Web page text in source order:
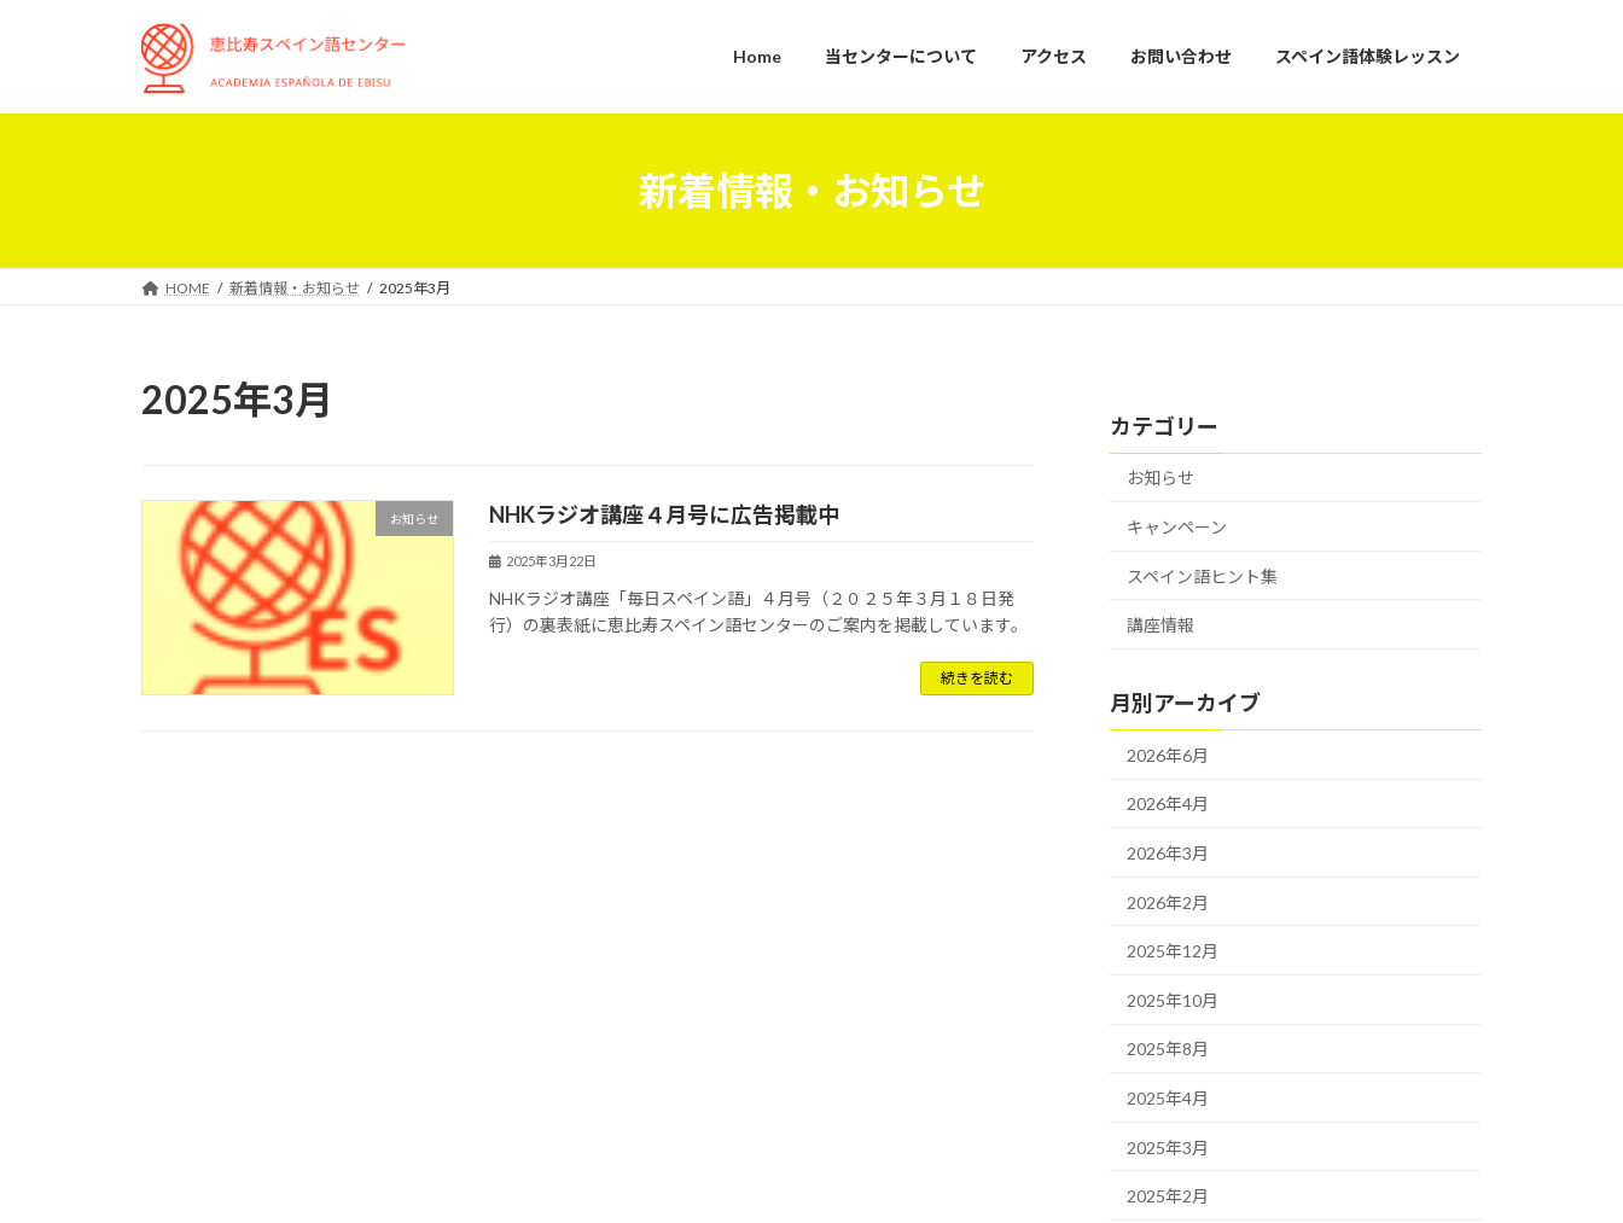
プ
動
Home 当センターについて アクセス お問い合わせ スペイン語体験レッスン
新着情報・お知らせ
HOME 新着情報・お知らせ 2025年3月
2025年3月
お知らせ NHKラジオ講座４月号に広告掲載中
2025年3月22日
NHKラジオ講座「毎日スペイン語」４月号（２０２５年３月１８日発
行）の裏表紙に恵比寿スペイン語センターのご案内を掲載しています。
続きを読む
カテゴリー
お知らせ
キャンペーン
スペイン語ヒント集
講座情報
月別アーカイブ
2026年6月
2026年4月
2026年3月
2026年2月
2025年12月
2025年10月
2025年8月
2025年4月
2025年3月
2025年2月